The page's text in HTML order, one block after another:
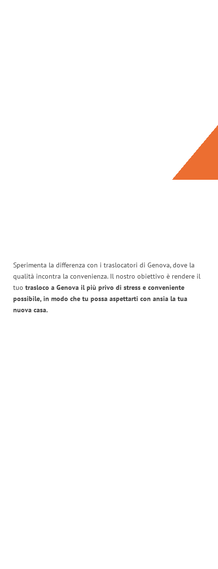
Sperimenta la differenza con i traslocatori di Genova, dove la
qualità incontra la convenienza. Il nostro obiettivo è rendere il
tuo trasloco a Genova il più privo di stress e conveniente
possibile, in modo che tu possa aspettarti con ansia la tua
nuova casa.